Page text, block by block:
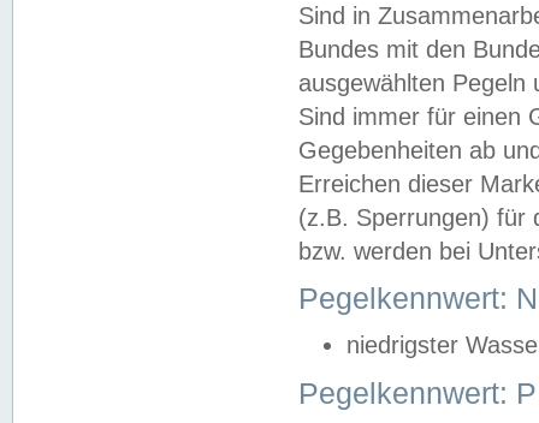
Sind in
Bundes mit den
ausgewählten
Sind immer für einen
Gegebenheiten ab
Erreichen dieser
(z.B. Sperrungen) für
bzw. werden bei
Pegelkennwert:
niedrigster
Pegelkennwert: